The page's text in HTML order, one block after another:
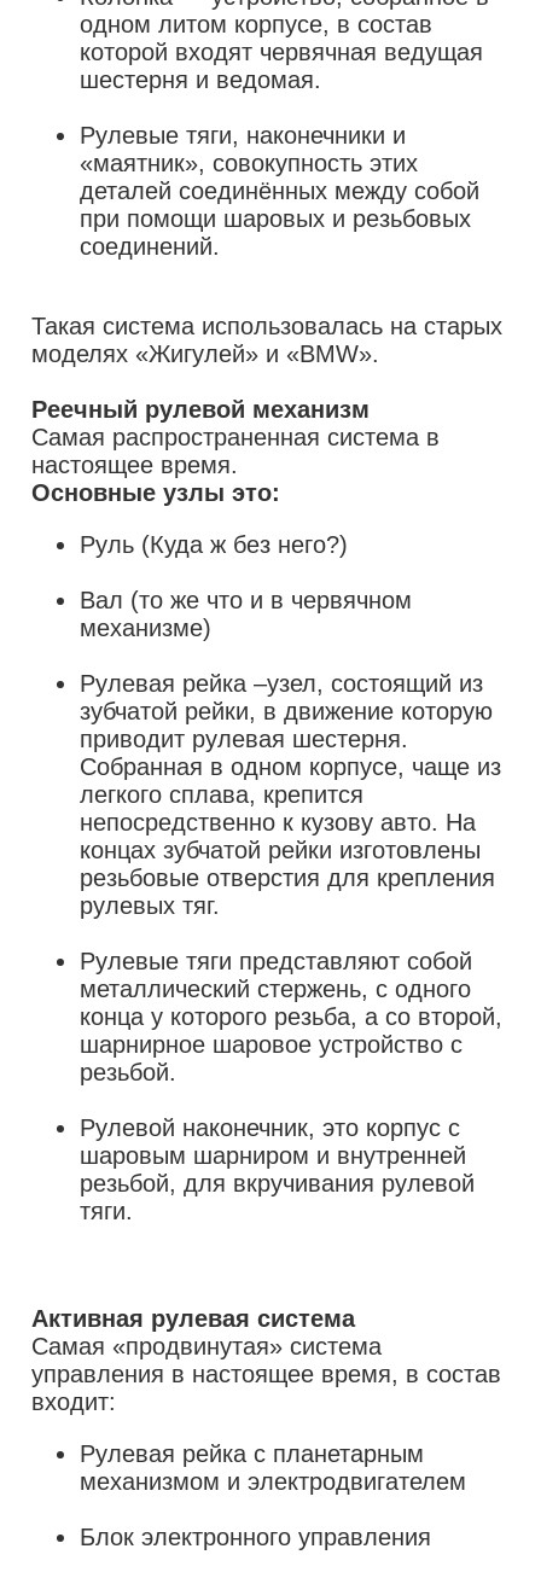
одном литом корпусе, в состав
которой входят червячная ведущая
шестерня и ведомая.
Рулевые тяги, наконечники и
«маятник», совокупность этих
деталей соединённых между собой
при помощи шаровых и резьбовых
соединений.
Такая система использовалась на старых
моделях «Жигулей» и «BMW».
Реечный рулевой механизм
Самая распространенная система в
Основные узлы это:
Руль (Куда ж без него?)
Вал (то же что и в червячном
механизме)
Рулевая рейка –узел, состоящий из
зубчатой рейки, в движение которую
приводит рулевая шестерня.
Собранная в одном корпусе, чаще из
легкого сплава, крепится
непосредственно к кузову авто. На
концах зубчатой рейки изготовлены
резьбовые отверстия для крепления
рулевых тяг.
Рулевые тяги представляют собой
металлический стержень, с одного
конца у которого резьба, а со второй,
шарнирное шаровое устройство с
резьбой.
Рулевой наконечник, это корпус с
шаровым шарниром и внутренней
резьбой, для вкручивания рулевой
тяги.
Активная рулевая система
Самая «продвинутая» система
управления в настоящее время, в состав
Рулевая рейка с планетарным
механизмом и электродвигателем
Блок электронного управления